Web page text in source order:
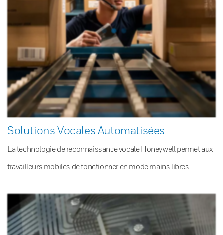
Solutions Vocales Automatisées
La technologie de reconnaissance vocale Honeywell permet aux
travailleurs mobiles de fonctionner en mode mains libres.